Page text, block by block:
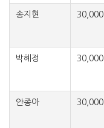
송지현 30,000
박혜정 30,000
안종아 30,000